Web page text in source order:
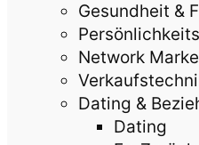
Gesundheit &
Network
Dating &
Dating